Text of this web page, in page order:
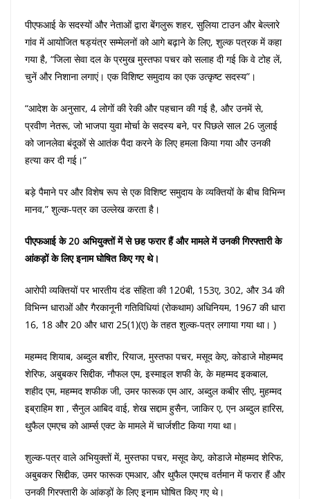
पीएफआई के सदस्यों और नेताओं द्वारा बेंगलुरू शहर, सुलिया टाउन और बेल्लारे
गांव में आयोजित षड्यंत्र सम्मेलनों को आगे बढ़ाने के लिए, शुल्क पत्रक में कहा
गया है, “जिला सेवा दल के प्रमुख मुस्तफा पचर को सलाह दी गई कि वे टोह लें,
चुनें और निशाना लगाएं। एक विशिष्ट समुदाय का एक उत्कृष्ट सदस्य”।
“आदेश के अनुसार, 4 लोगों की रेकी और पहचान की गई है, और उनमें से,
प्रवीण नेतरू, जो भाजपा युवा मोर्चा के सदस्य बने, पर पिछले साल 26 जुलाई
को जानलेवा बंदूकों से आतंक पैदा करने के लिए हमला किया गया और उनकी
हत्या कर दी गई।”
बड़े पैमाने पर और विशेष रूप से एक विशिष्ट समुदाय के व्यक्तियों के बीच विभिन्न
मानव,” शुल्क-पत्र का उल्लेख करता है।
पीएफआई के 20 अभियुक्तों में से छह फरार हैं और मामले में उनकी गिरफ्तारी के
आंकड़ों के लिए इनाम घोषित किए गए थे।
आरोपी व्यक्तियों पर भारतीय दंड संहिता की 120बी, 153ए, 302, और 34 की
विभिन्न धाराओं और गैरकानूनी गतिविधियां (रोकथाम) अधिनियम, 1967 की धारा
16, 18 और 20 और धारा 25(1)(ए) के तहत शुल्क-पत्र लगाया गया था। )
महम्मद शियाब, अब्दुल बशीर, रियाज, मुस्तफा पचर, मसूद केए, कोडाजे मोहम्मद
शेरिफ, अबुबकर सिद्दीक, नौफल एम, इस्माइल शफी के, के महम्मद इकबाल,
शहीद एम, महम्मद शफीक जी, उमर फारूक एम आर, अब्दुल कबीर सीए, मुहम्मद
इब्राहिम शा , सैनुल आबिद वाई, शेख सद्दाम हुसैन, जाकिर ए, एन अब्दुल हारिस,
थुफैल एमएच को आर्म्स एक्ट के मामले में चार्जशीट किया गया था।
शुल्क-पत्र वाले अभियुक्तों में, मुस्तफा पचर, मसूद केए, कोडाजे मोहम्मद शेरिफ,
अबुबकर सिद्दीक, उमर फारूक एमआर, और थुफैल एमएच वर्तमान में फरार हैं और
उनकी गिरफ्तारी के आंकड़ों के लिए इनाम घोषित किए गए थे।